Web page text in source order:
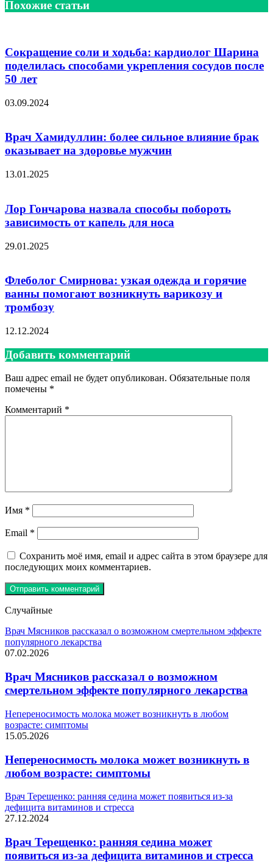
Похожие статьи
Сокращение соли и ходьба: кардиолог Шарина
поделилась способами укрепления сосудов после
50 лет
03.09.2024
Врач Хамидуллин: более сильное влияние брак
оказывает на здоровье мужчин
13.01.2025
Лор Гончарова назвала способы побороть
зависимость от капель для носа
29.01.2025
Флеболог Смирнова: узкая одежда и горячие
ванны помогают возникнуть варикозу и
тромбозу
12.12.2024
Добавить комментарий
Ваш адрес email не будет опубликован. Обязательные поля
помечены *
Комментарий *
Имя *
Email *
Сохранить моё имя, email и адрес сайта в этом браузере для
последующих моих комментариев.
Случайные
Врач Мясников рассказал о возможном смертельном эффекте
популярного лекарства
07.02.2026
Врач Мясников рассказал о возможном
смертельном эффекте популярного лекарства
Непереносимость молока может возникнуть в любом
возрасте: симптомы
15.05.2026
Непереносимость молока может возникнуть в
любом возрасте: симптомы
Врач Терещенко: ранняя седина может появиться из-за
дефицита витаминов и стресса
27.12.2024
Врач Терещенко: ранняя седина может
появиться из-за дефицита витаминов и стресса